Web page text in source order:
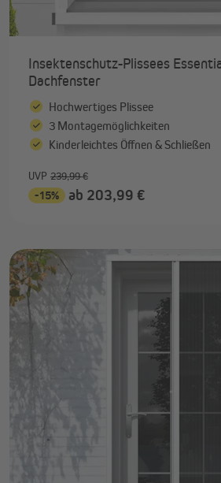
Insektenschutz-Plissees
Dachfenster
Hochwertiges Plissee
3 Montagemöglichkeiten
Kinderleichtes Öffnen & Schließen
UVP 239,99 €
-15% ab 203,99 €